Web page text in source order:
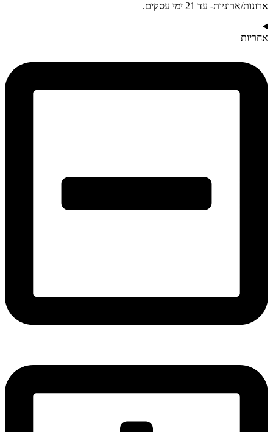
ארונות/ארוניות- עד 21 ימי עסקים.
אחריות